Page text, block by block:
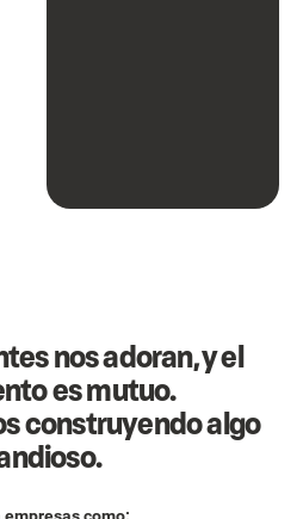
nos adoran, y el
es mutuo.
construyendo algo